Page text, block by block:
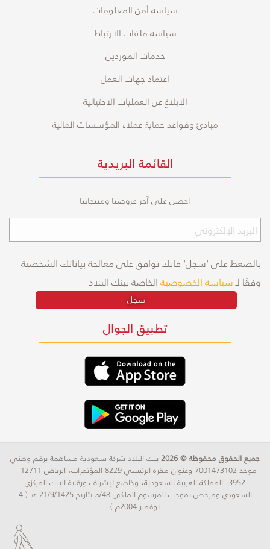
سياسة أمن المعلومات
سياسة ملفات الارتباط
خدمات الموردين
اعتماد جهات العمل
الابلاغ عن العمليات الاحتيالية
مبادئ وقواعد حماية عملاء المؤسسات المالية
القائمة البريدية
احصل على آخر عروضنا ومنتجاتنا
بالضغط على 'سجل' فإنك توافق على معالجة بياناتك الشخصية
وفقًا لـسياسة الخصوصيةالخاصة ببنك البلاد
سجل
تطبيق الجوال
جميع الحقوق محفوظة © 2026
بنك البلاد شركة سعودية مساهمة برقم وطني
موحد 7001473102 وعنوان مقره الرئيسي 8229 المؤتمرات، الرياض 12711 –
3952، المملكة العربية السعودية، وخاضع لإشراف ورقابة البنك المركزي
السعودي ومرخص بموجب المرسوم الملكي 48/م بتاريخ 21/9/1425 هـ ( 4
نوفمبر 2004م )